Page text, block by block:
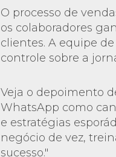
O processo de
os colaboradores
clientes. A equipe
controle sobre a
Veja o depoimento
WhatsApp como
e estratégias
negócio de vez,
sucesso."